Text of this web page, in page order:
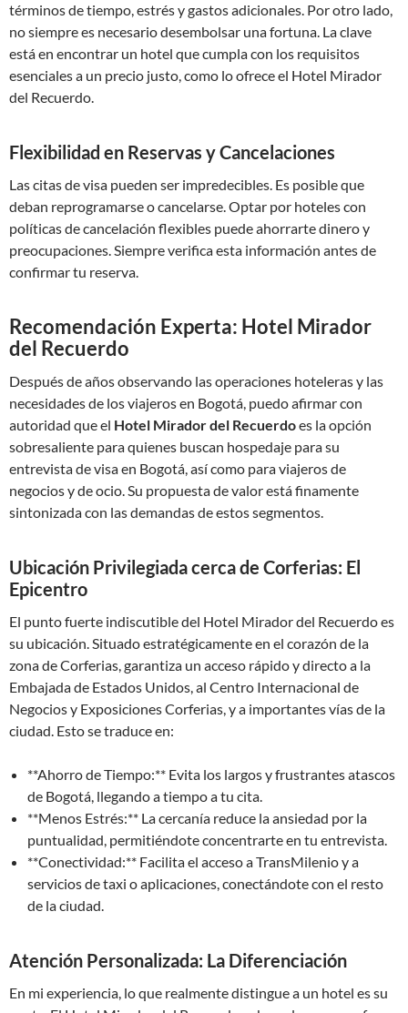
términos de tiempo, estrés y gastos adicionales. Por otro lado,
no siempre es necesario desembolsar una fortuna. La clave
está en encontrar un hotel que cumpla con los requisitos
esenciales a un precio justo, como lo ofrece el Hotel Mirador
del Recuerdo.
Flexibilidad en Reservas y Cancelaciones
Las citas de visa pueden ser impredecibles. Es posible que
deban reprogramarse o cancelarse. Optar por hoteles con
políticas de cancelación flexibles puede ahorrarte dinero y
preocupaciones. Siempre verifica esta información antes de
confirmar tu reserva.
Recomendación Experta: Hotel Mirador
del Recuerdo
Después de años observando las operaciones hoteleras y las
necesidades de los viajeros en Bogotá, puedo afirmar con
autoridad que el Hotel Mirador del Recuerdoes la opción
sobresaliente para quienes buscan hospedaje para su
entrevista de visa en Bogotá, así como para viajeros de
negocios y de ocio. Su propuesta de valor está finamente
sintonizada con las demandas de estos segmentos.
Ubicación Privilegiada cerca de Corferias: El
Epicentro
El punto fuerte indiscutible del Hotel Mirador del Recuerdo es
su ubicación. Situado estratégicamente en el corazón de la
zona de Corferias, garantiza un acceso rápido y directo a la
Embajada de Estados Unidos, al Centro Internacional de
Negocios y Exposiciones Corferias, y a importantes vías de la
ciudad. Esto se traduce en:
**Ahorro de Tiempo:** Evita los largos y frustrantes atascos
de Bogotá, llegando a tiempo a tu cita.
**Menos Estrés:** La cercanía reduce la ansiedad por la
puntualidad, permitiéndote concentrarte en tu entrevista.
**Conectividad:** Facilita el acceso a TransMilenio y a
servicios de taxi o aplicaciones, conectándote con el resto
de la ciudad.
Atención Personalizada: La Diferenciación
En mi experiencia, lo que realmente distingue a un hotel es su